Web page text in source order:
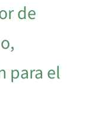
de
para el